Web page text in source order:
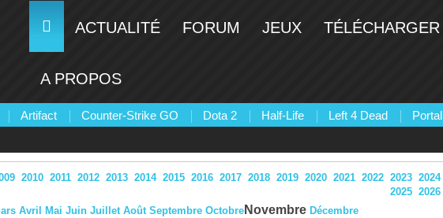
Artifact Counter-Strike GO Dota 2 Half-Life Left 4 Dead Portal
ACTUALITÉ FORUM JEUX TÉLÉCHARGER
A PROPOS
2010 2011 2012 2013 2014 2015 2016 2017 2018 2019 2020 2021 2022 2023 2024
2025 2026
Avril Mai Juin Juillet Août Septembre OctobreNovembre Décembre